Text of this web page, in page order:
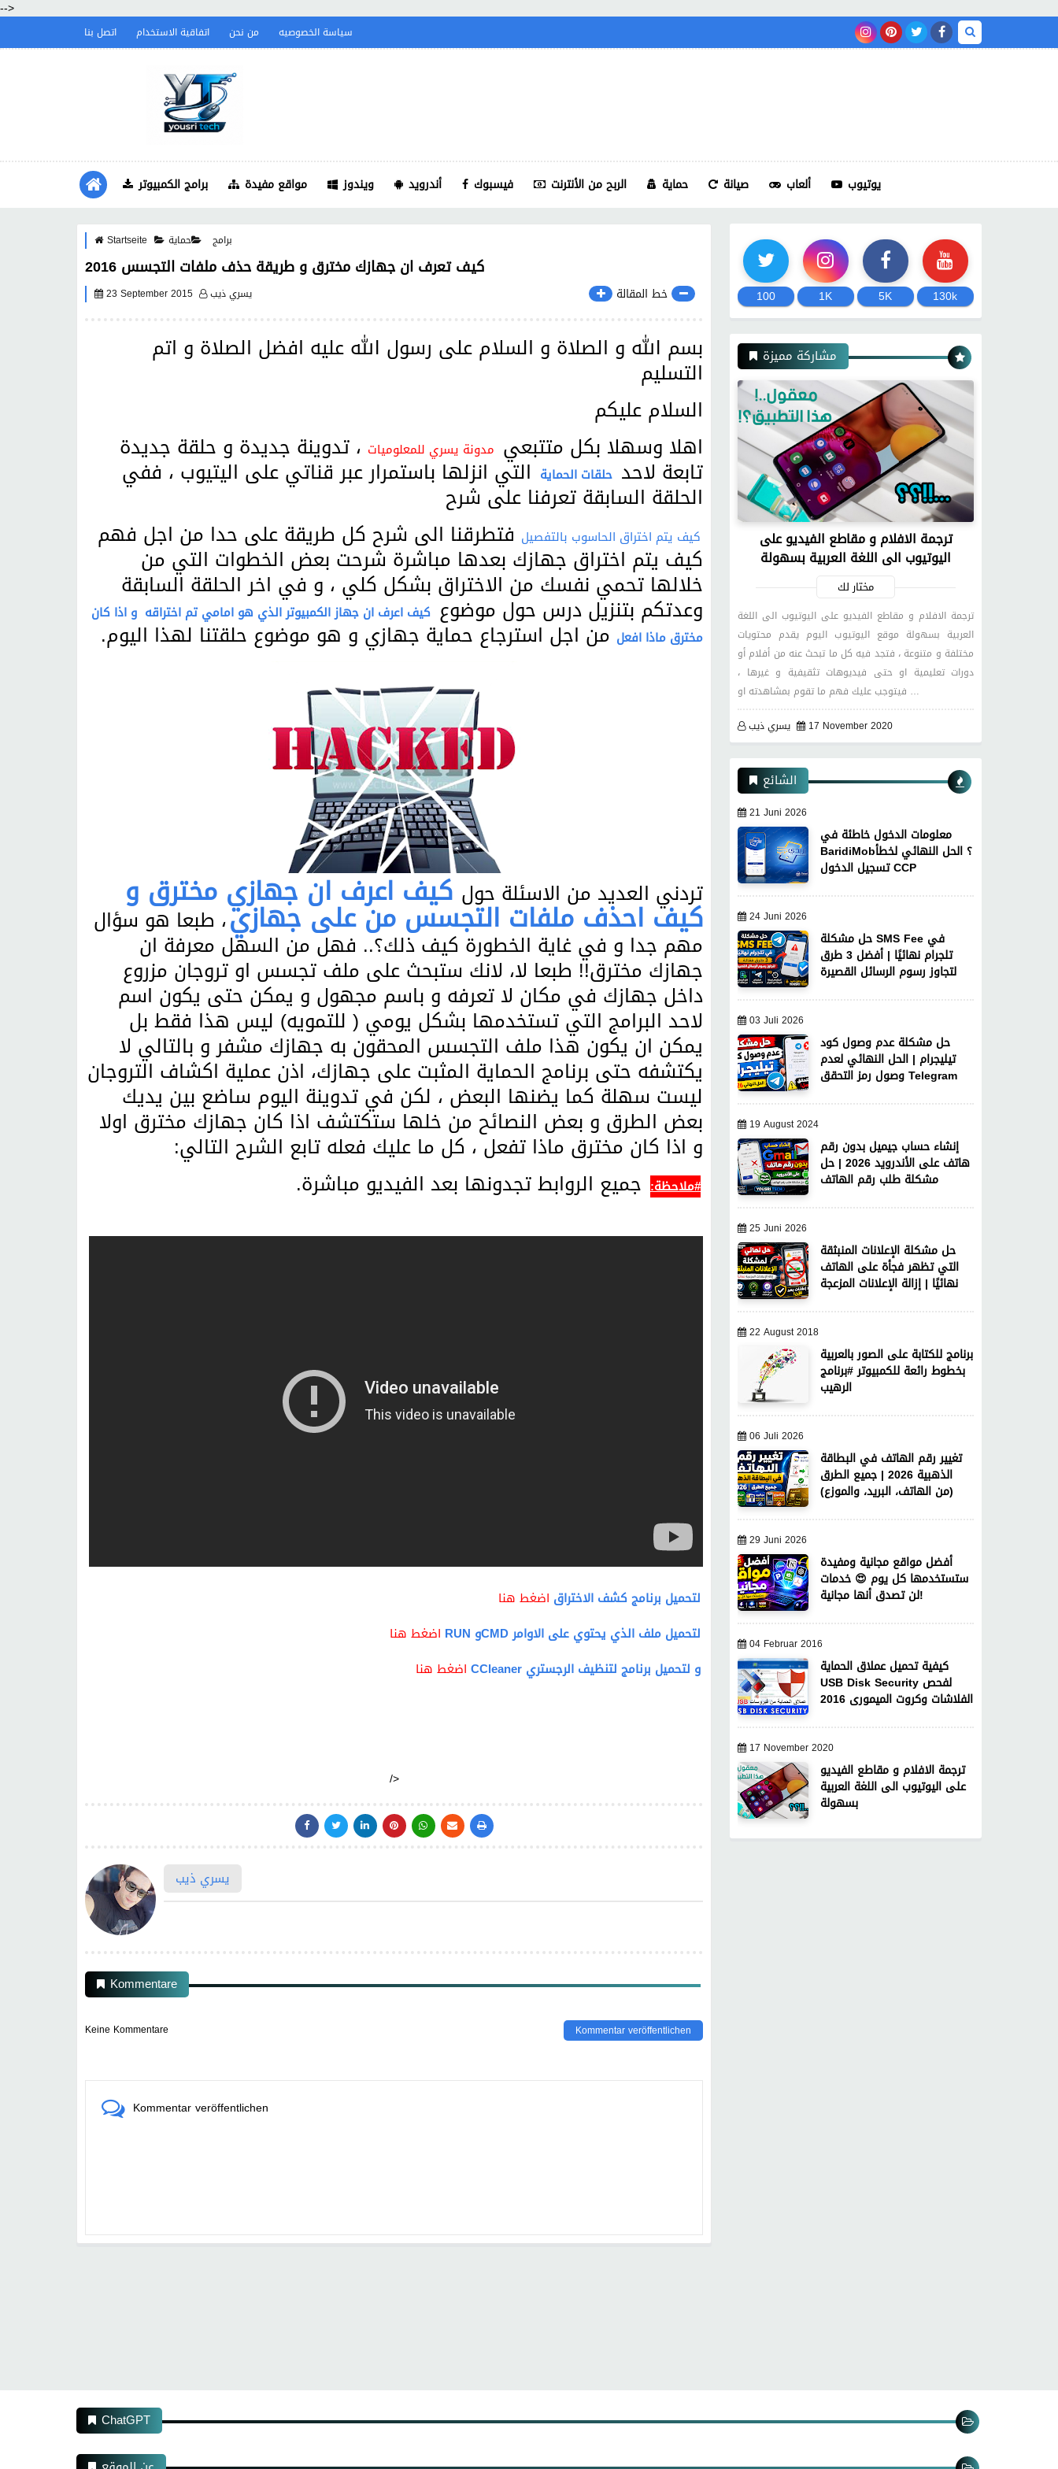
-->
اتصل بنا اتفاقية الاستخدام من نحن سياسة الخصوصيه
برامج الكمبيوتر مواقع مفيدة ويندوز أندرويد فيسبوك الربح من الأنترنت حماية صيانة ألعاب يوتيوب
Startseite برامج حماية
كيف تعرف ان جهازك مخترق و طريقة حذف ملفات التجسس 2016
23 September 2015 يسري ذيب خط المقالة
بسم الله و الصلاة و السلام على رسول الله عليه افضل الصلاة و اتم
التسليم
السلام عليكم
اهلا وسهلا بكل متتبعي مدونة يسري للمعلوميات ، تدوينة جديدة و حلقة جديدة
تابعة لاحد حلقات الحماية التي انزلها باستمرار عبر قناتي على اليتيوب ، ففي
الحلقة السابقة تعرفنا على شرح
كيف يتم اختراق الحاسوب بالتفصيل فتطرقنا الى شرح كل طريقة على حدا من اجل فهم
كيف يتم اختراق جهازك بعدها مباشرة شرحت بعض الخطوات التي من
خلالها تحمي نفسك من الاختراق بشكل كلي ، و في اخر الحلقة السابقة
وعدتكم بتنزيل درس حول موضوع كيف اعرف ان جهاز الكمبيوتر الذي هو امامي تم اختراقه و اذا كان
مخترق ماذا افعل من اجل استرجاع حماية جهازي و هو موضوع حلقتنا لهذا اليوم.
تردني العديد من الاسئلة حول كيف اعرف ان جهازي مخترق و
كيف احذف ملفات التجسس من على جهازي، طبعا هو سؤال
مهم جدا و في غاية الخطورة كيف ذلك؟.. فهل من السهل معرفة ان
جهازك مخترق!! طبعا لا، لانك ستبحث على ملف تجسس او تروجان مزروع
داخل جهازك في مكان لا تعرفه و باسم مجهول و يمكن حتى يكون اسم
لاحد البرامج التي تستخدمها بشكل يومي ( للتمويه) ليس هذا فقط بل
يمكن ان يكون هذا ملف التجسس المحقون به جهازك مشفر و بالتالي لا
يكتشفه حتى برنامج الحماية المثبت على جهازك، اذن عملية اكشاف التروجان
ليست سهلة كما يضنها البعض ، لكن في تدوينة اليوم ساضع بين يديك
بعض الطرق و بعض النصائح من خلها ستكتشف اذا كان جهازك مخترق اولا
و اذا كان مخترق ماذا تفعل ، كل ما عليك فعله تابع الشرح التالي:
#ملاحظة: جميع الروابط تجدونها بعد الفيديو مباشرة.
لتحميل برنامج كشف الاختراق اضغط هنا
لتحميل ملف الذي يحتوي على الاوامر CMDو RUN
اضغط هنا
و لتحميل برنامج لتنظيف الرجستري CCleaner
اضغط هنا
/>
يسري ذيب
Kommentare
Keine Kommentare Kommentar veröffentlichen
Kommentar veröffentlichen
100 1K 5K 130k
مشاركة مميزة
ترجمة الافلام و مقاطع الفيديو على
اليوتيوب الى اللغة العربية بسهولة
مختار لك
ترجمة الافلام و مقاطع الفيديو على اليوتيوب الى اللغة
العربية بسهولة موقع اليوتيوب اليوم يقدم محتويات
مختلفة و متنوعة ، فتجد فيه كل ما تبحث عنه من أفلام أو
دورات تعليمية او حتى فيديوهات تثقيفية و غيرها ،
فيتوجب عليك فهم ما تقوم بمشاهدته او …
يسري ذيب
17 November 2020
الشائع
21 Juni 2026
معلومات الدخول خاطئة في
BaridiMob؟ الحل النهائي لخطأ
تسجيل الدخول CCP
24 Juni 2026
حل مشكلة SMS Fee في
تلجرام نهائيًا | أفضل 3 طرق
لتجاوز رسوم الرسائل القصيرة
03 Juli 2026
حل مشكلة عدم وصول كود
تيليجرام | الحل النهائي لعدم
وصول رمز التحقق Telegram
19 August 2024
إنشاء حساب جيميل بدون رقم
هاتف على الأندرويد 2026 | حل
مشكلة طلب رقم الهاتف
25 Juni 2026
حل مشكلة الإعلانات المنبثقة
التي تظهر فجأة على الهاتف
نهائيًا | إزالة الإعلانات المزعجة
22 August 2018
برنامج للكتابة على الصور بالعربية
بخطوط رائعة للكمبيوتر #برنامج
الرهيب
06 Juli 2026
تغيير رقم الهاتف في البطاقة
الذهبية 2026 | جميع الطرق
(من الهاتف، البريد، والموزع)
29 Juni 2026
أفضل مواقع مجانية ومفيدة
ستستخدمها كل يوم 😍 خدمات
لن تصدق أنها مجانية!
04 Februar 2016
كيفية تحميل عملاق الحماية
USB Disk Security لفحص
الفلاشات وكروت الميمورى 2016
17 November 2020
ترجمة الافلام و مقاطع الفيديو
على اليوتيوب الى اللغة العربية
بسهولة
ChatGPT